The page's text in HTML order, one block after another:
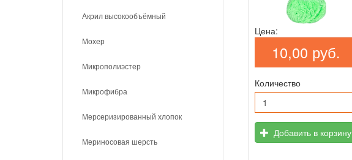
Акрил высокообъёмный
Мохер
Микрополиэстер
Микрофибра
Мерсеризированный хлопок
Мериносовая шерсть
Цена:
10,00 руб.
Количество
Добавить в корзину